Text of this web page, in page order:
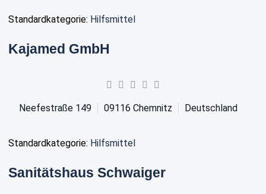
Standardkategorie: Hilfsmittel
Kajamed GmbH
Neefestraße 149 09116 Chemnitz Deutschland
Standardkategorie: Hilfsmittel
Sanitätshaus Schwaiger